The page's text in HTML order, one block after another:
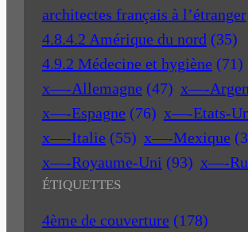
architectes français à l’étranger
4.8.4.2 Amérique du nord (35)
4.9.2 Médecine et hygiène (71)
x—-Allemagne (47) x—-
x—-Espagne (76) x—-Etats-
x—-Italie (55) x—-Mexique
x—-Royaume-Uni (93) x—-
ÉTIQUETTES
4ème de couverture (178)